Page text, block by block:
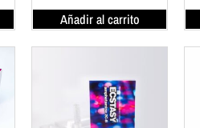
Añadir al carrito